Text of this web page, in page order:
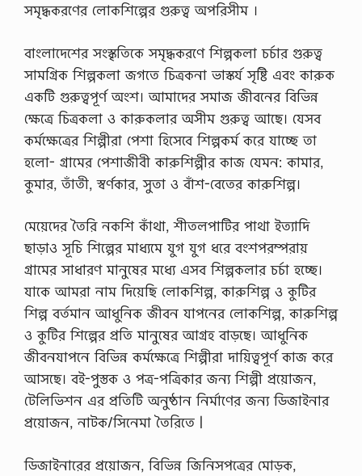
সমৃদ্ধকরণের লোকশিল্পের গুরুত্ব অপরিসীম ।
বাংলাদেশের সংস্কৃতিকে সমৃদ্ধকরণে শিল্পকলা চর্চার গুরুত্ব
সামগ্রিক শিল্পকলা জগতে চিত্ৰকনা ভাস্কর্য সৃষ্টি এবং কারুক
একটি গুরুত্বপূর্ণ অংশ। আমাদের সমাজ জীবনের বিভিন্ন
ক্ষেত্রে চিত্রকলা ও কারুকলার অসীম গুরুত্ব আছে। যেসব
কর্মক্ষেত্রের শিল্পীরা পেশা হিসেবে শিল্পকর্ম করে যাচ্ছে তা
হলাে- গ্রামের পেশাজীবী কারুশিল্পীর কাজ যেমন: কামার,
কুমার, তাঁতী, স্বর্ণকার, সুতা ও বাঁশ-বেতের কারুশিল্প।
মেয়েদের তৈরি নকশি কাঁথা, শীতলপাটির পাথা ইত্যাদি
ছাড়াও সূচি শিল্পের মাধ্যমে যুগ যুগ ধরে বংশপরম্পরায়
গ্রামের সাধারণ মানুষের মধ্যে এসব শিল্পকলার চর্চা হচ্ছে।
যাকে আমরা নাম দিয়েছি লােকশিল্প, কারুশিল্প ও কুটির
শিল্প বর্তমান আধুনিক জীবন যাপনের লােকশিল্প, কারুশিল্প
ও কুটির শিল্পের প্রতি মানুষের আগ্রহ বাড়ছে। আধুনিক
জীবনযাপনে বিভিন্ন কর্মক্ষেত্রে শিল্পীরা দায়িত্বপূর্ণ কাজ করে
আসছে। বই-পুস্তক ও পত্র-পত্রিকার জন্য শিল্পী প্রয়ােজন,
টেলিভিশন এর প্রতিটি অনুষ্ঠান নির্মাণের জন্য ডিজাইনার
প্রয়ােজন, নাটক/সিনেমা তৈরিতে |
ডিজাইনারের প্রয়োজন, বিভিন্ন জিনিসপত্রের মােড়ক,